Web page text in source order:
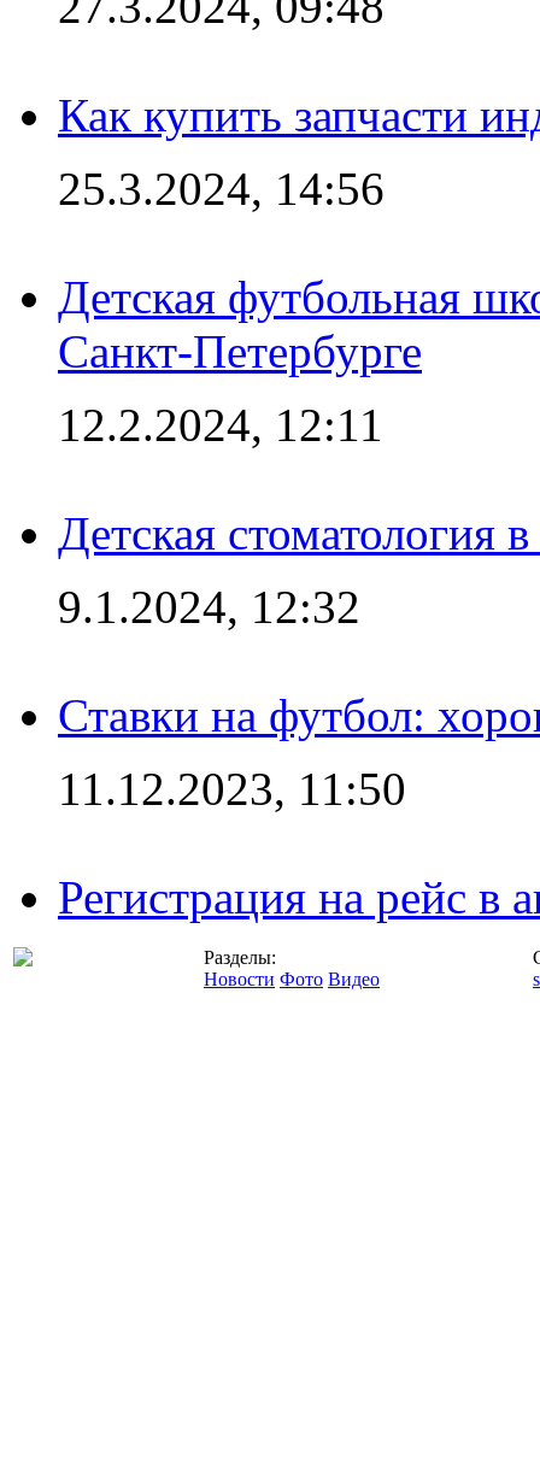
Как купить запчасти
25.3.2024, 14:56
Детская футбольная
Санкт-Петербурге
12.2.2024, 12:11
Детская стоматология
9.1.2024, 12:32
Ставки на футбол:
11.12.2023, 11:50
Регистрация на рейс в
Разделы:
Новости Фото Видео